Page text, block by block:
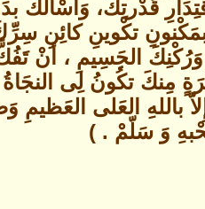
قُدْرتِكَ، وَأسْألُكَ
تكْوينِ كائِنِ
الجَسِيمِ ، أنْ تَفُكَّ
تكُونُ لِى النجَاةُ
باللهِ العَلى العَظيمِ
وَ سَلّمْ . )